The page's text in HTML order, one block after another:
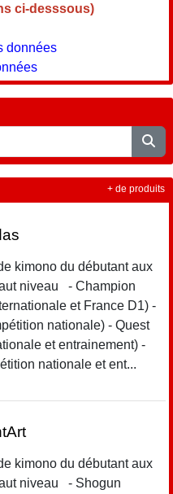
ci-desssous)
données
kimono du débutant aux
niveau - Champion
et France D1) -
nationale) - Quest
et entrainement) -
nationale et ent...
kimono du débutant aux
niveau - Shogun
+ de produits